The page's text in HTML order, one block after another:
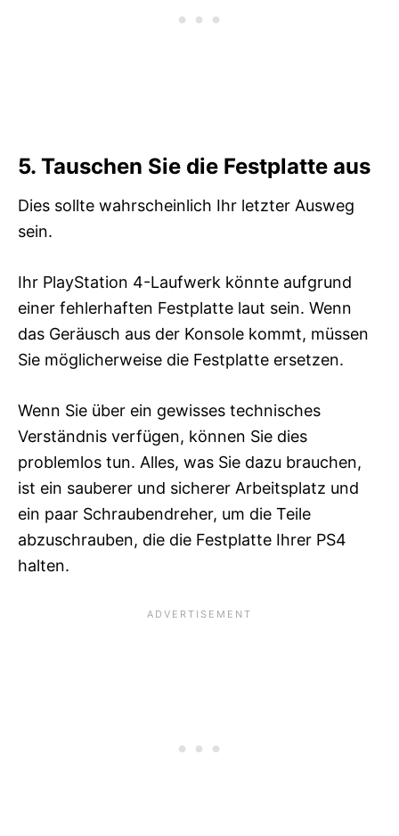
5. Tauschen Sie die Festplatte aus
Dies sollte wahrscheinlich Ihr letzter Ausweg
sein.
Ihr PlayStation 4-Laufwerk könnte aufgrund
einer fehlerhaften Festplatte laut sein. Wenn
das Geräusch aus der Konsole kommt, müssen
Sie möglicherweise die Festplatte ersetzen.
Wenn Sie über ein gewisses technisches
Verständnis verfügen, können Sie dies
problemlos tun. Alles, was Sie dazu brauchen,
ist ein sauberer und sicherer Arbeitsplatz und
ein paar Schraubendreher, um die Teile
abzuschrauben, die die Festplatte Ihrer PS4
halten.